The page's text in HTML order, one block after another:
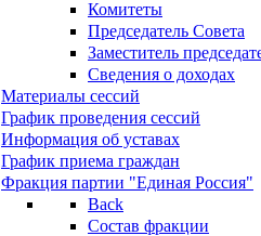
Комитеты
Председатель Совета
Заместитель
Сведения о доходах
Материалы сессий
График проведения сессий
Информация об уставах
График приема граждан
Фракция партии "Единая Россия"
Back
Состав фракции